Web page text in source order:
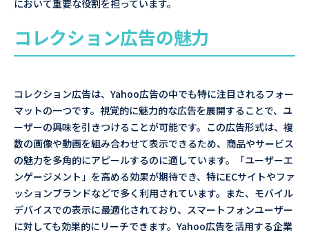
において重要な役割を担っています。
コレクション広告の魅力
コレクション広告は、Yahoo広告の中でも特に注目されるフォー
マットの一つです。視覚的に魅力的な広告を展開することで、ユ
ーザーの興味を引きつけることが可能です。この広告形式は、複
数の画像や動画を組み合わせて表示できるため、商品やサービス
の魅力を多角的にアピールするのに適しています。「ユーザーエ
ンゲージメント」を高める効果が期待でき、特にECサイトやファ
ッションブランドなどで多く利用されています。また、モバイル
デバイスでの表示に最適化されており、スマートフォンユーザー
に対しても効果的にリーチできます。Yahoo広告を活用する企業